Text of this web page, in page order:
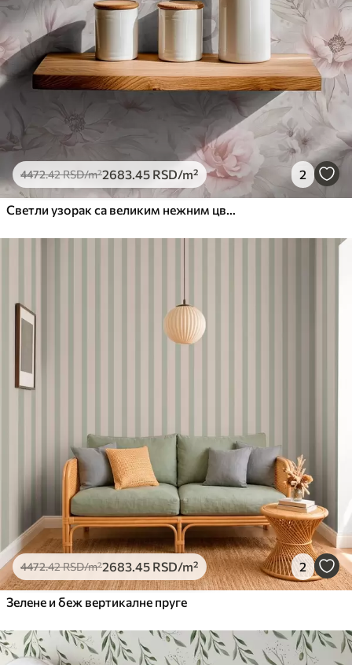
4472.42RSD/m²2683.45 RSD/m² 2
Светли узорак са великим нежним цвећем
4472.42RSD/m²2683.45 RSD/m² 2
Зелене и беж вертикалне пруге